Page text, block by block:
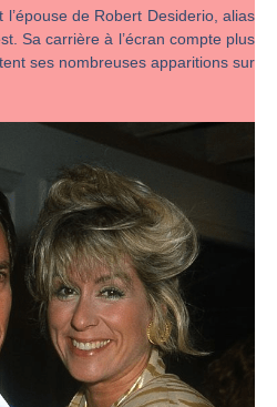
de Robert Desiderio, alias
Sa carrière à l’écran compte plus
ses nombreuses apparitions sur